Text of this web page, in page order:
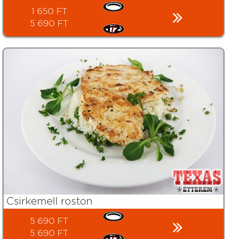
1 650 FT
5 690 FT
Csirkemell roston
5 690 FT
5 690 FT